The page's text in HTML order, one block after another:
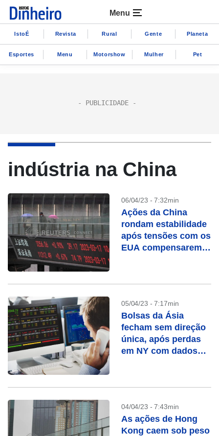
Menu
IstoÉ Revista Rural Gente Planeta
Esportes Menu Motorshow Mulher Pet
indústria na China
06/04/23 - 7:32min
Ações da China
rondam estabilidade
após tensões com os
EUA compensarem
05/04/23 - 7:17min
Bolsas da Ásia
fecham sem direção
única, após perdas
em NY com dados
04/04/23 - 7:43min
As ações de Hong
Kong caem sob peso